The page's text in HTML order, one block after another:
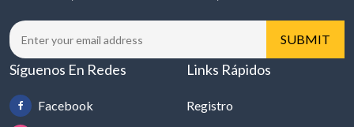
Síguenos En Redes
Facebook
Links Rápidos
Registro